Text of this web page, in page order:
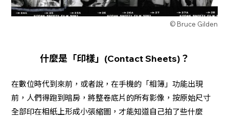
© Bruce Gilden
什麼是「印樣」(Contact Sheets)？
在數位時代到來前，或者說，在手機的「相簿」功能出現
前，人們得跑到暗房，將整卷底片的所有影像，按原始尺寸
全部印在相紙上形成小張縮圖，才能知道自己拍了些什麼